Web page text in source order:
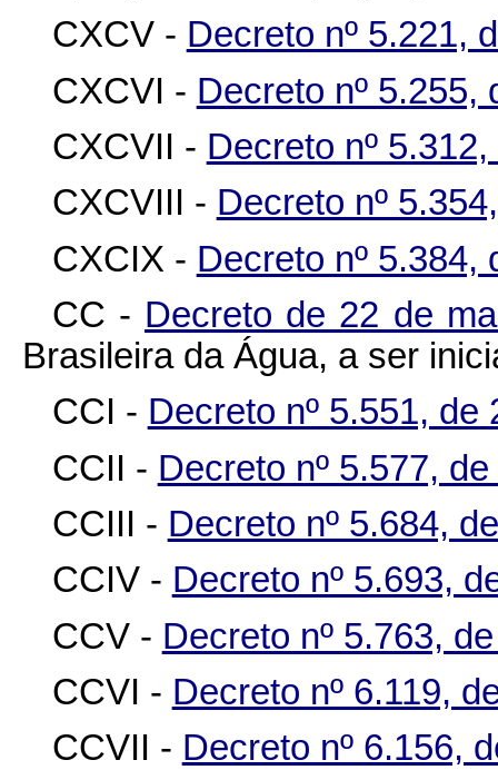
CXCV - Decreto nº 5.221,
CXCVI - Decreto nº 5.255,
CXCVII - Decreto nº
CXCVIII - Decreto nº
CXCIX - Decreto nº 5.384,
CC - Decreto de 22 de
Brasileira da Água, a ser
CCI - Decreto nº 5.551,
CCII - Decreto nº 5.577,
CCIII - Decreto nº 5.684,
CCIV - Decreto nº 5.693,
CCV - Decreto nº 5.763,
CCVI - Decreto nº 6.119,
CCVII - Decreto nº 6.156,